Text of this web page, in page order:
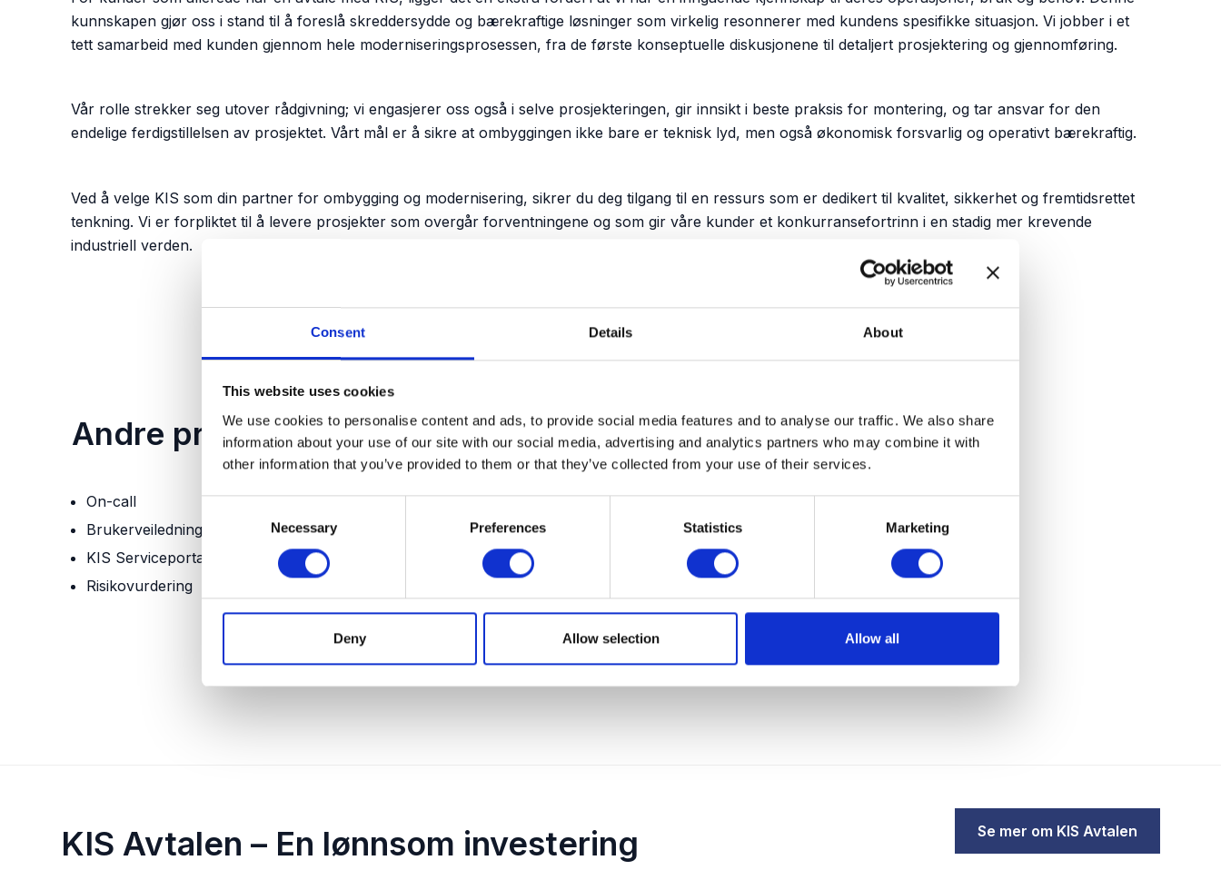
Consent Details About
This website uses cookies
We use cookies to personalise content and ads, to provide social media features and to analyse our traffic. We also share
information about your use of our site with our social media, advertising and analytics partners who may combine it with
other information that you’ve provided to them or that they’ve collected from your use of their services.
o
e
n
Necessary Preferences Statistics Marketing
Deny Allow selection Allow all
kunnskapen gjør oss i stand til å foreslå skreddersydde og bærekraftige løsninger som virkelig resonnerer med kundens spesifikke situasjon. Vi jobber i et
tett samarbeid med kunden gjennom hele moderniseringsprosessen, fra de første konseptuelle diskusjonene til detaljert prosjektering og gjennomføring.
Vår rolle strekker seg utover rådgivning; vi engasjerer oss også i selve prosjekteringen, gir innsikt i beste praksis for montering, og tar ansvar for den
endelige ferdigstillelsen av prosjektet. Vårt mål er å sikre at ombyggingen ikke bare er teknisk lyd, men også økonomisk forsvarlig og operativt bærekraftig.
Ved å velge KIS som din partner for ombygging og modernisering, sikrer du deg tilgang til en ressurs som er dedikert til kvalitet, sikkerhet og fremtidsrettet
tenkning. Vi er forpliktet til å levere prosjekter som overgår forventningene og som gir våre kunder et konkurransefortrinn i en stadig mer krevende
industriell verden.
Andre produkter og tjenester
On-call
Brukerveiledning
KIS Serviceportal
Risikovurdering
.
Kompetanseutvikling
Økonomi
Statistikk / Dokumentasjon / Internettilgang
KIS Avtalen – En lønnsom investering Se mer om KIS Avtalen